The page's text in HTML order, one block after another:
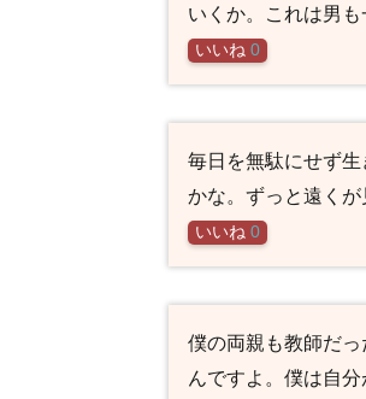
いくか。これは男も
いいね 0
毎日を無駄にせず
かな。ずっと遠くが
いいね 0
僕の両親も教師だ
んですよ。僕は自